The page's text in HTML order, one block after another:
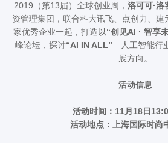
2019（第13届）全球创业周， 洛可可·洛
资管理集团，联合科大讯飞、点创力、
家优秀企业一起，打造以“创见AI · 智享
峰论坛，探讨“AI IN ALL”—人工智能行
展方向。
活动信息
活动时间：11月18日
活动地点：上海国际时尚